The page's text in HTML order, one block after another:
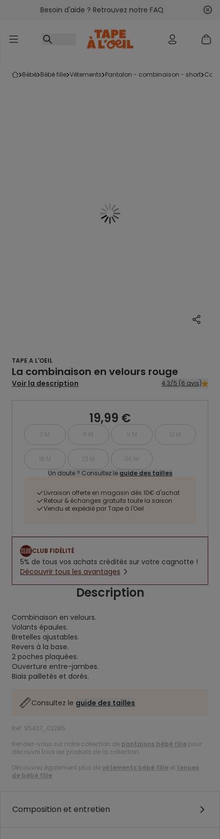
Accéder au contenu
Besoin d'aide ? Retrouvez notre FAQ
bébé bébé fille vêtements pantalon - combinaison - short
TAPE A L'OEIL
La combinaison en velours rouge
Voir la description 4.3/5 (6 avis)
19,99 €
3 M 6 M 9 M 12 M
18 M 23 M
36 M
Un doute ? Consultez le guide des tailles
Livraison offerte en magasin dès 10€ d'achat
Retour & échanges gratuits toute la saison
Vendu et expédié par Tape à l'Oeil
CLUB FIDÉLITÉ
5% de tous vos achats crédités sur votre cagnotte !
Découvrir tous les avantages
Description
Combinaison en velours.
Volants épaules.
Bretelles ajustables.
Revers à la base.
2 poches plaquées.
Ouverture entre-jambes.
Biais pailletés et dorés.
Consultez le guide des tailles
Ref. 95437_02285
Rendez-vous sur notre collection de pantalons bébé fille pour
découvrir tous les produits de la collection.
Découvrez également plus devêtements bébé fille et tenues
de bébé fille.
Composition et entretien